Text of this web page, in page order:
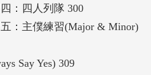
：四人列隊 300
：主僕練習(Major & Minor)
Say Yes) 309